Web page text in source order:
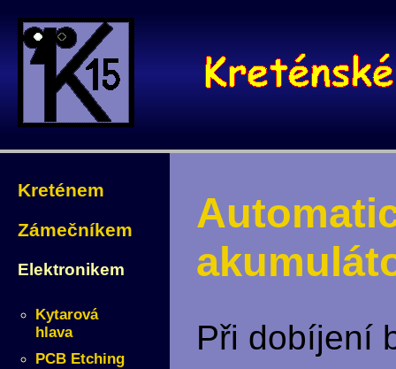
Kreténem
Zámečníkem
Elektronikem
Kytarová
hlava
PCB Etching
Při dobíjení